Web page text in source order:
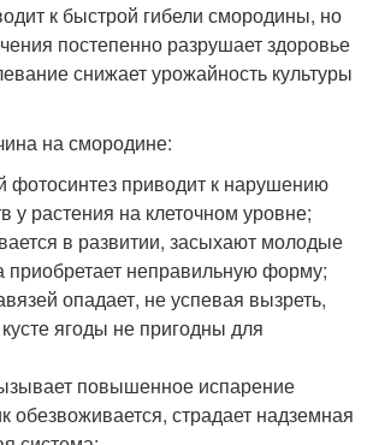
к быстрой гибели смородины, но
постепенно разрушает здоровье
снижает урожайность культуры
на смородине:
фотосинтез приводит к нарушению
у растения на клеточном уровне;
в развитии, засыхают молодые
приобретает неправильную форму;
опадает, не успевая вызреть,
ягоды не пригодны для
повышенное испарение
обезвоживается, страдает надземная